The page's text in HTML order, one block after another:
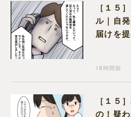
［１５
ル｜自
届けを
18時間前
［１５
の！疑